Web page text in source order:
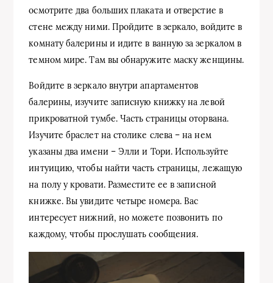
осмотрите два больших плаката и отверстие в
стене между ними. Пройдите в зеркало, войдите в
комнату балерины и идите в ванную за зеркалом в
темном мире. Там вы обнаружите маску женщины.
Войдите в зеркало внутри апартаментов
балерины, изучите записную книжку на левой
прикроватной тумбе. Часть страницы оторвана.
Изучите браслет на столике слева – на нем
указаны два имени – Элли и Тори. Используйте
интуицию, чтобы найти часть страницы, лежащую
на полу у кровати. Разместите ее в записной
книжке. Вы увидите четыре номера. Вас
интересует нижний, но можете позвонить по
каждому, чтобы прослушать сообщения.